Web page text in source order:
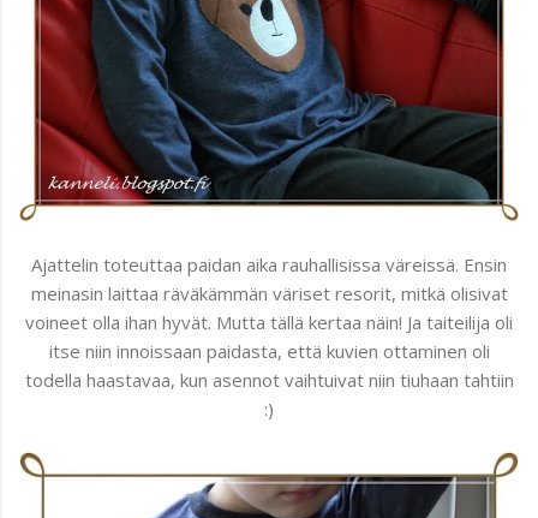
Ajattelin toteuttaa paidan aika rauhallisissa väreissä. Ensin
meinasin laittaa räväkämmän väriset resorit, mitkä olisivat
voineet olla ihan hyvät. Mutta tällä kertaa näin! Ja taiteilija oli
itse niin innoissaan paidasta, että kuvien ottaminen oli
todella haastavaa, kun asennot vaihtuivat niin tiuhaan tahtiin
:)